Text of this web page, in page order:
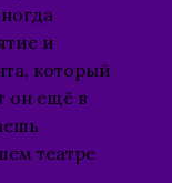
и
который
он ещё в
театре